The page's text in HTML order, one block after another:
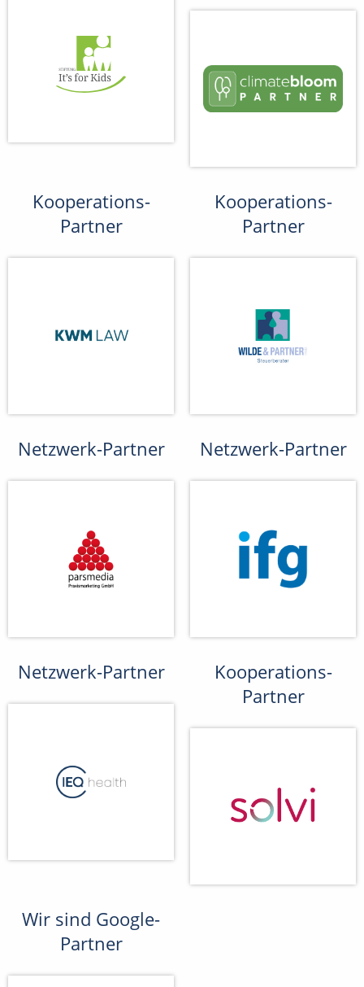
Kooperations-
Partner
Kooperations-
Partner
Netzwerk-Partner Netzwerk-Partner
Netzwerk-Partner
Kooperations-
Partner
Wir sind Google-
Partner